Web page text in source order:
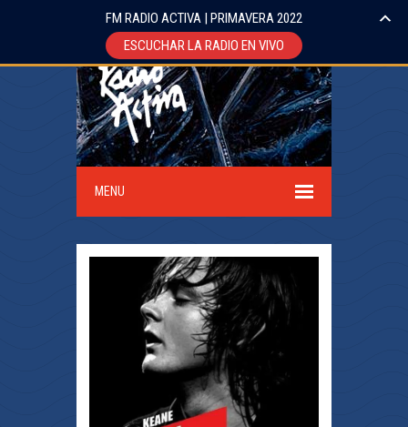
MENU
FM RADIO ACTIVA | PRIMAVERA 2022
ESCUCHAR LA RADIO EN VIVO